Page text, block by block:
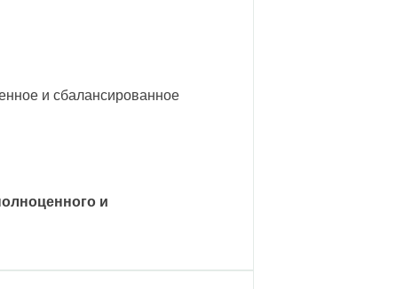
и сбалансированное
и